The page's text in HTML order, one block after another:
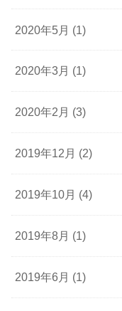
2020年5月 (1)
2020年3月 (1)
2020年2月 (3)
2019年12月 (2)
2019年10月 (4)
2019年8月 (1)
2019年6月 (1)